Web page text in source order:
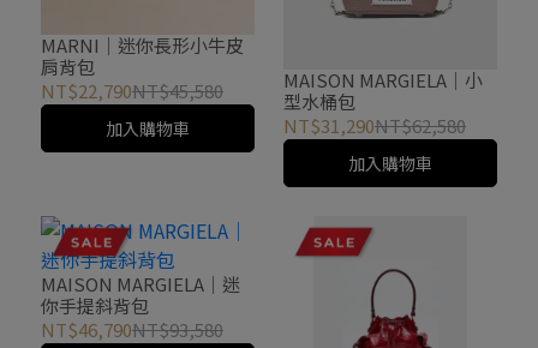
MARNI｜迷你長形小牛皮
肩背包
NT$22,790NT$45,580
加入購物車
MAISON MARGIELA｜小
型水桶包
NT$31,290NT$62,580
加入購物車
MAISON MARGIELA｜迷
你手提斜背包
NT$46,790NT$93,580